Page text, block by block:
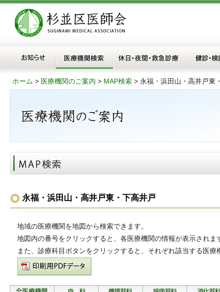
ホーム > 医療機関のご案内 > MAP検索 > 永福・浜田山・高井戸東
永福・浜田山・高井戸東・下高井戸
地域の医療機関を地図から検索できます。
地図内の番号をクリックすると、各医療機関の情報が表示されま
また、診療科目ボタンをクリックすると、それぞれ該当する医